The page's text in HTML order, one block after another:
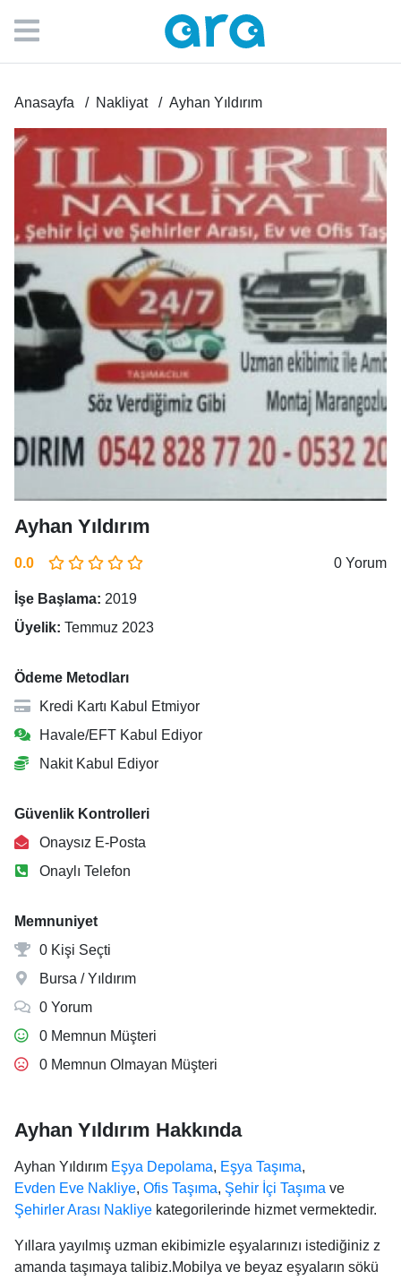
Anasayfa Nakliyat Ayhan Yıldırım
Ayhan Yıldırım
0.0 0 Yorum
İşe Başlama: 2019
Üyelik: Temmuz 2023
Ödeme Metodları
Kredi Kartı Kabul Etmiyor
Havale/EFT Kabul Ediyor
Nakit Kabul Ediyor
Güvenlik Kontrolleri
Onaysız E-Posta
Onaylı Telefon
Memnuniyet
0 Kişi Seçti
Bursa / Yıldırım
0 Yorum
0 Memnun Müşteri
0 Memnun Olmayan Müşteri
Ayhan Yıldırım Hakkında
Ayhan Yıldırım Eşya Depolama, Eşya Taşıma,
Evden Eve Nakliye, Ofis Taşıma, Şehir İçi Taşıma ve
Şehirler Arası Nakliye kategorilerinde hizmet vermektedir.
Yıllara yayılmış uzman ekibimizle eşyalarınızı istediğiniz z
amanda taşımaya talibiz.Mobilya ve beyaz eşyaların sökü